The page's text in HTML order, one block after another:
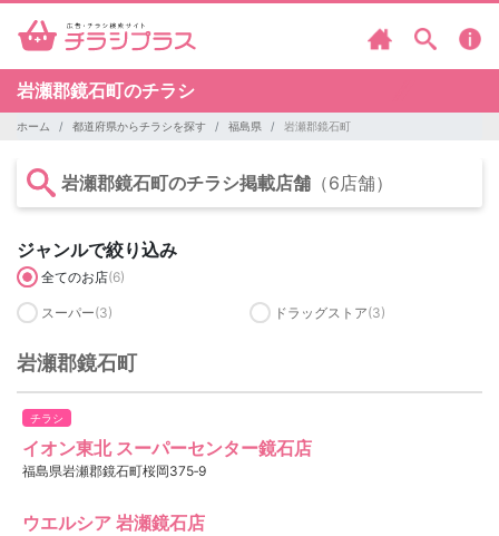
岩瀬郡鏡石町のチラシ
ホーム 都道府県からチラシを探す 福島県 岩瀬郡鏡石町
岩瀬郡鏡石町のチラシ掲載店舗 （6店舗）
ジャンルで絞り込み
全てのお店(6)
スーパー(3) ドラッグストア(3)
岩瀬郡鏡石町
チラシ
イオン東北 スーパーセンター鏡石店
福島県岩瀬郡鏡石町桜岡375‐9
ウエルシア 岩瀬鏡石店